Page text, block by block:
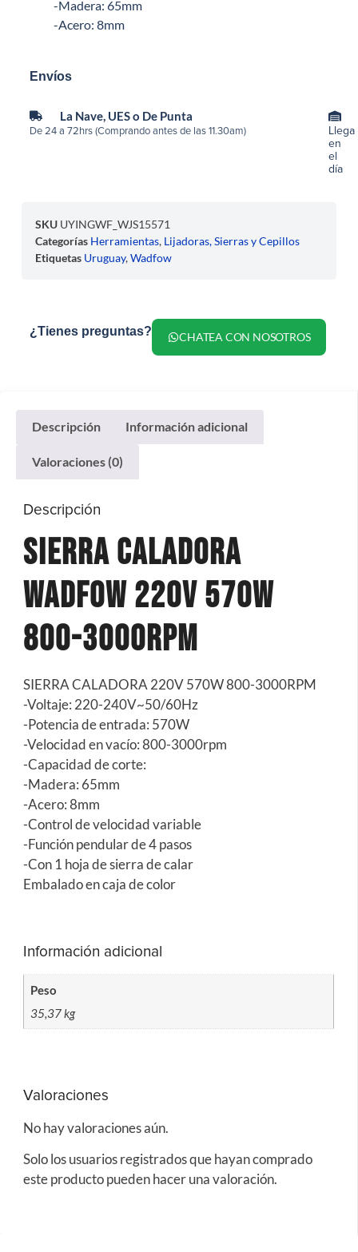
-Madera: 65mm
-Acero: 8mm
Envíos
La Nave, UES o De Punta
De 24 a 72hrs (Comprando antes de las 11.30am)
Llega
en
el
día
SKU UYINGWF_WJS15571
Categorías Herramientas, Lijadoras, Sierras y Cepillos
Etiquetas Uruguay,Wadfow
¿Tienes preguntas? CHATEA CON NOSOTROS
Descripción Información adicional
Valoraciones (0)
Descripción
Sierra Caladora
Wadfow 220V 570W
800-3000Rpm
SIERRA CALADORA 220V 570W 800-3000RPM
-Voltaje: 220-240V~50/60Hz
-Potencia de entrada: 570W
-Velocidad en vacío: 800-3000rpm
-Capacidad de corte:
-Madera: 65mm
-Acero: 8mm
-Control de velocidad variable
-Función pendular de 4 pasos
-Con 1 hoja de sierra de calar
Embalado en caja de color
Información adicional
Peso
35,37 kg
Valoraciones
No hay valoraciones aún.
Solo los usuarios registrados que hayan comprado
este producto pueden hacer una valoración.